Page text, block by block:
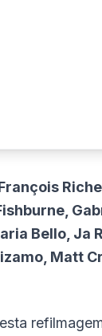
Bello, Ja
Matt